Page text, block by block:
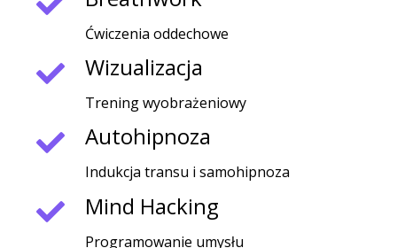
Ćwiczenia oddechowe
Wizualizacja
Trening wyobrażeniowy
Autohipnoza
Indukcja transu i samohipnoza
Mind Hacking
Programowanie umysłu